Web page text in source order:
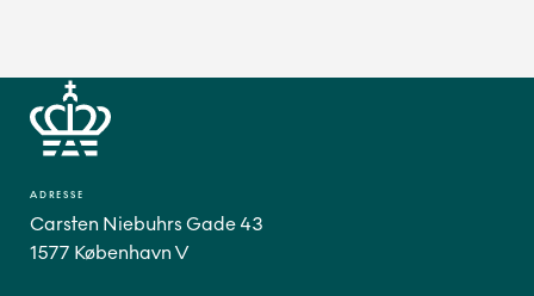
ADRESSE
Carsten Niebuhrs Gade 43
1577 København V